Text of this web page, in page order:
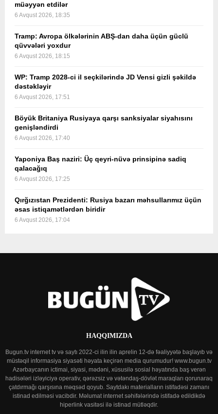
müəyyən etdilər
6 Avqust 2026, 18:35
Tramp: Avropa ölkələrinin ABŞ-dan daha üçün güclü
qüvvələri yoxdur
6 Avqust 2026, 18:15
WP: Tramp 2028-ci il seçkilərində JD Vensi gizli şəkildə
dəstəkləyir
6 Avqust 2026, 17:51
Böyük Britaniya Rusiyaya qarşı sanksiyalar siyahısını
genişləndirdi
6 Avqust 2026, 17:40
Yaponiya Baş naziri: Üç qeyri-nüvə prinsipinə sadiq
qalacağıq
6 Avqust 2026, 17:25
Qırğızıstan Prezidenti: Rusiya bazarı məhsullarımız üçün
əsas istiqamətlərdən biridir
6 Avqust 2026, 17:04
HAQQIMIZDA
Bugun.tv internet tv və saytı 2022-ci ilin ilin aprelin 12-də fəaliyyətə başlayıb və
müstəqil informasiya siyasəti həyata keçirən media qurumudur! www.bugun.tv
Azərbaycanın ictimai, siyasi, mədəni, xüsusilə sosial həyatında baş verən
hadisələri izləyiciyə operativ, qərəzsiz və vətəndaş-dövlət maraqları qorunaraq
çatdırmağı qarşısına məqsəd qoyub. Saytdakı materialların istifadəsi zamanı
istinad edilməsi vacibdir. Məlumat internet səhifələrində istifadə edildikdə
hiperlink vasitəsi ilə istinad mütləqdir.